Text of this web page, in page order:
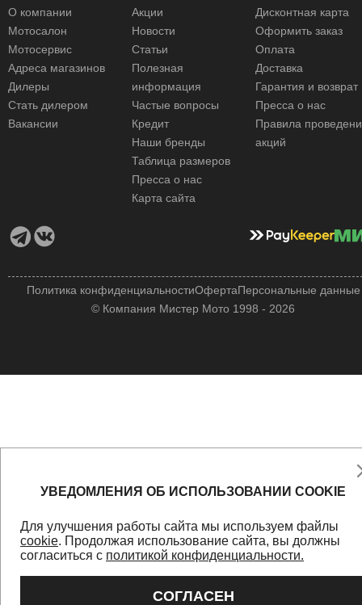
О компании
Мотосалон
Мотосервис
Адреса магазинов
Дилеры
Стать дилером
Вакансии
Акции
Новости
Статьи
Полезная
информация
Частые вопросы
Кредит
Наши бренды
Таблица размеров
Пресса о нас
Карта сайта
Дисконтная карта
Оформить заказ
Оплата
Доставка
Гарантия и возврат
Пресса о нас
Правила
акций
© Компания Мистер Мото 1998 - 2026
Политика конфиденциальностиОфертаПерсональные данные
УВЕДОМЛЕНИЯ ОБ ИСПОЛЬЗОВАНИИ COOKIE
Для улучшения работы сайта мы используем файлы
cookie. Продолжая использование сайта, вы должны
согласиться с политикой конфиденциальности.
СОГЛАСЕН